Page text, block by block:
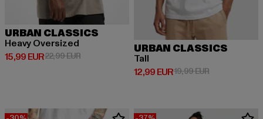
URBAN CLASSICS
Heavy Oversized
15,99 EUR
Derzeitiger Preis: 15,99 EUR
22,99 EURAktionspreis: 22,99 EUR
URBAN CLASSICS
Tall
12,99 EUR
Derzeitiger Preis: 12,99 EUR
19,99 EURAktionspreis: